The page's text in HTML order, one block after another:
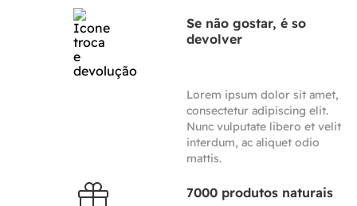
Se não gostar, é so
devolver
Lorem ipsum dolor sit amet,
consectetur adipiscing elit.
Nunc vulputate libero et velit
interdum, ac aliquet odio
mattis.
7000 produtos naturais